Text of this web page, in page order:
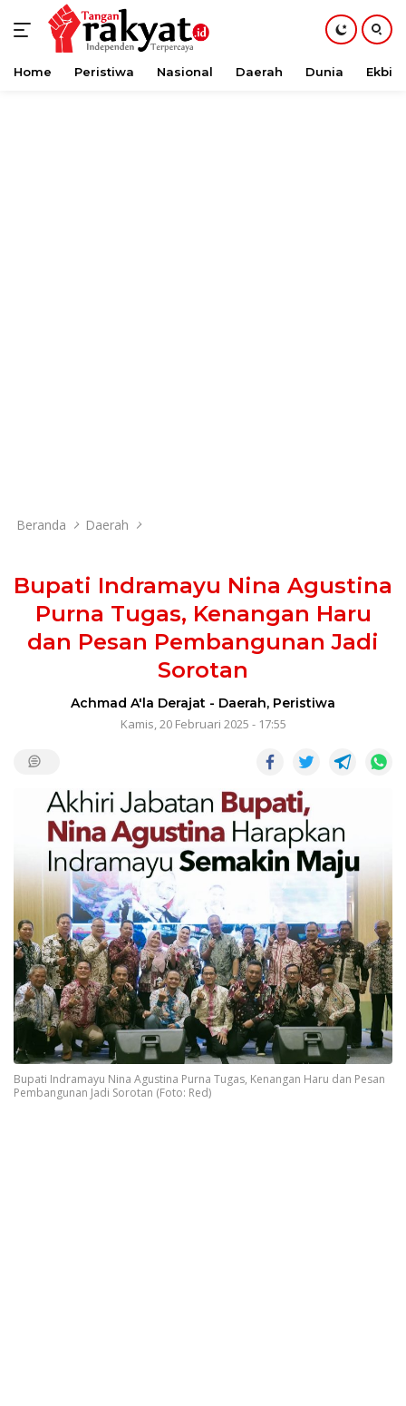
Langsung
Home Peristiwa Nasional Daerah Dunia Ekbis
Beranda Daerah
Bupati Indramayu Nina Agustina
Purna Tugas, Kenangan Haru
dan Pesan Pembangunan Jadi
Sorotan
Achmad A'la Derajat - Daerah, Peristiwa
Kamis, 20 Februari 2025 - 17:55
Bupati Indramayu Nina Agustina Purna Tugas, Kenangan Haru dan Pesan
Pembangunan Jadi Sorotan (Foto: Red)